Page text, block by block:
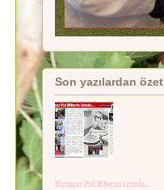
Son yazılardan özet
Kırmızı Pul Biberin izinde...